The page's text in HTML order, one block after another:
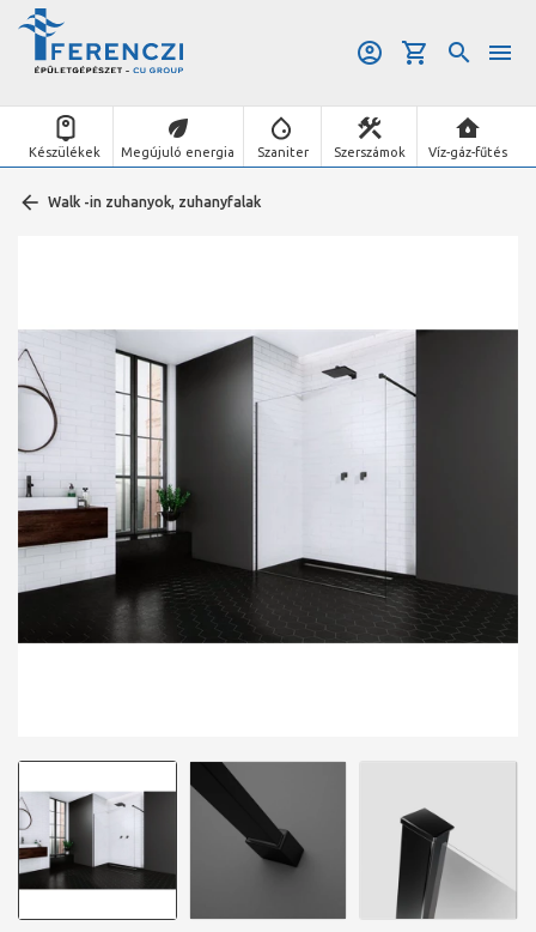
Készülékek Megújuló energia Szaniter Szerszámok Víz-gáz-fűtés
Walk -in zuhanyok, zuhanyfalak